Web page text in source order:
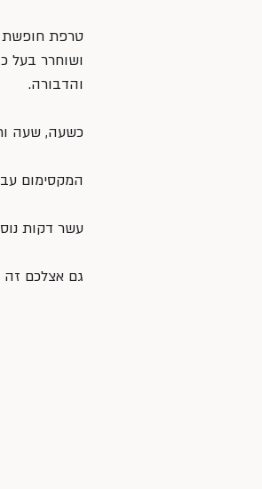
טרפת חופשת
ושוחרר בעל
והדבורה.
כשעה, שעה
המקסימום
עשר דקות
גם אצלכם זה